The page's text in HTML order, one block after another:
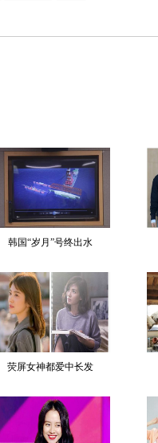
韩国“岁月”号终出水
荧屏女神都爱中长发